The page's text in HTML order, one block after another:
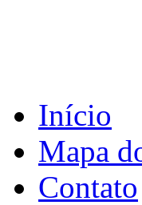
Início
Mapa
Contato